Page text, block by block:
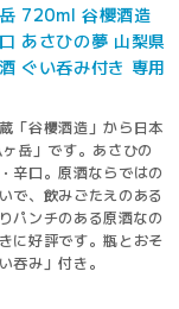
720ml 谷櫻酒造
あさひの夢 山梨県
ぐい呑み付き 専用
「谷櫻酒造」から日本
岳」です。あさひの
辛口。原酒ならではの
で、飲みごたえのある
パンチのある原酒なの
に好評です。瓶とおそ
吞み」付き。